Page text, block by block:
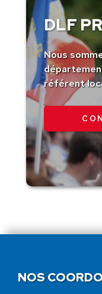
DLF
Nous
référent
NOS